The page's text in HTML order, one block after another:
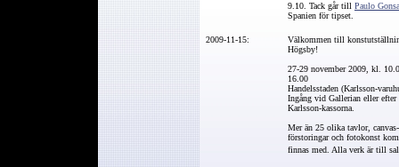
9.10. Tack går till Paulo
Spanien för tipset.
2009-11-15:
Välkommen till
Högsby!
27-29 november 2009, kl.
16.00
Handelsstaden (Karlsson-
Ingång vid Gallerian eller efter
Karlsson-kassorna.
Mer än 25 olika tavlor, canvas-
förstoringar och fotokonst
finnas med. Alla verk är till